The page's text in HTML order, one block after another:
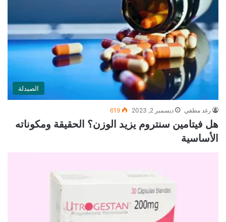
الصيدلة
رغد مطفي ديسمبر 2, 2023 619
هل فيتامين سنتروم يزيد الوزن؟ الحقيقة ومكوناته
الأساسية